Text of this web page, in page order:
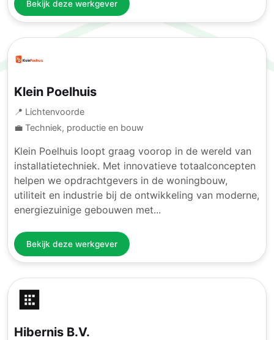
Bekijk deze werkgever
Klein Poelhuis
📍 Lichtenvoorde
💼 Techniek, productie en bouw
Klein Poelhuis loopt graag voorop in de wereld van
installatietechniek. Met innovatieve totaalconcepten
helpen we opdrachtgevers in de woningbouw,
utiliteit en industrie bij de ontwikkeling van moderne,
energiezuinige gebouwen met...
Bekijk deze werkgever
Hibernis B.V.